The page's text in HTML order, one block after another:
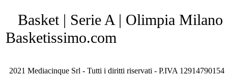
Basket | Serie A | Olimpia
Basketissimo.com
2021 Mediacinque Srl - Tutti i diritti riservati - P.IVA 12914790154